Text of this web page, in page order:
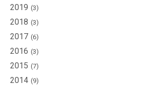
當期展覽
本館專區
外展專區
藝
2019 (3)
2018 (3)
2017 (6)
2016 (3)
2015 (7)
2014 (9)